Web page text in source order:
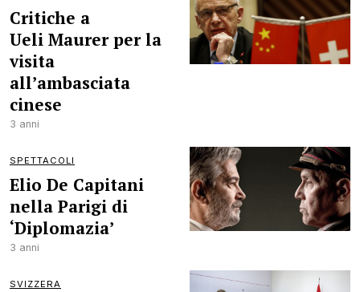
Critiche a
Ueli Maurer per la
visita
all’ambasciata
cinese
3 anni
SPETTACOLI
Elio De Capitani
nella Parigi di
‘Diplomazia’
3 anni
SVIZZERA